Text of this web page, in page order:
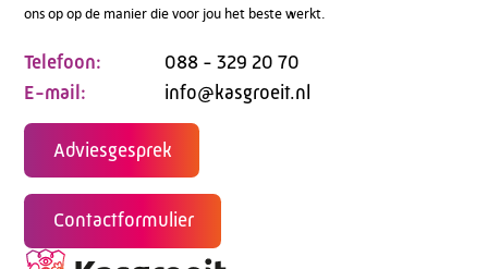
ons op op de manier die voor jou het beste werkt.
Telefoon:
088 - 329 20 70
E-mail:
info@kasgroeit.nl
Adviesgesprek
Contactformulier